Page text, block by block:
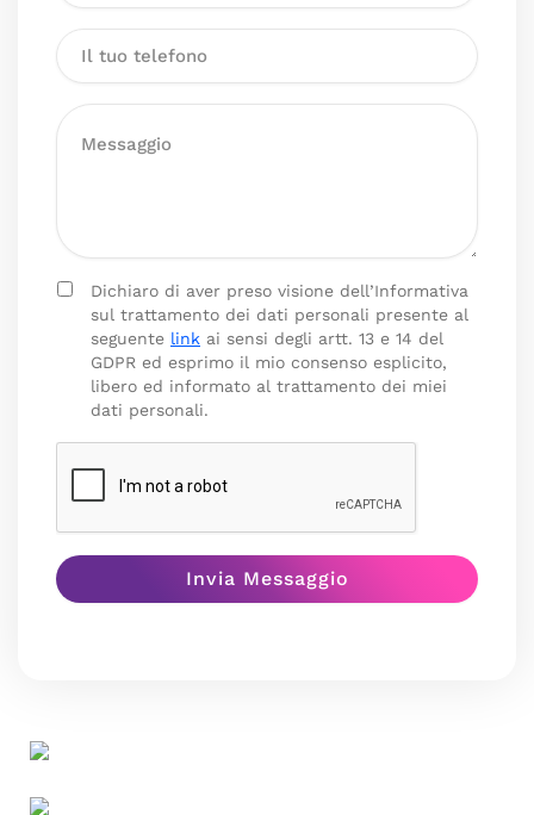
Dichiaro di aver preso visione dell’Informativa
sul trattamento dei dati personali presente al
seguente link ai sensi degli artt. 13 e 14 del
GDPR ed esprimo il mio consenso esplicito,
libero ed informato al trattamento dei miei
dati personali.